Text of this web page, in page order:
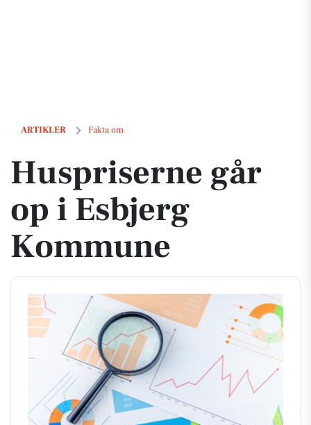
ARTIKLER Fakta om
Huspriserne går op i Esbjerg Kommune
Huspriserne går
op i Esbjerg
Kommune